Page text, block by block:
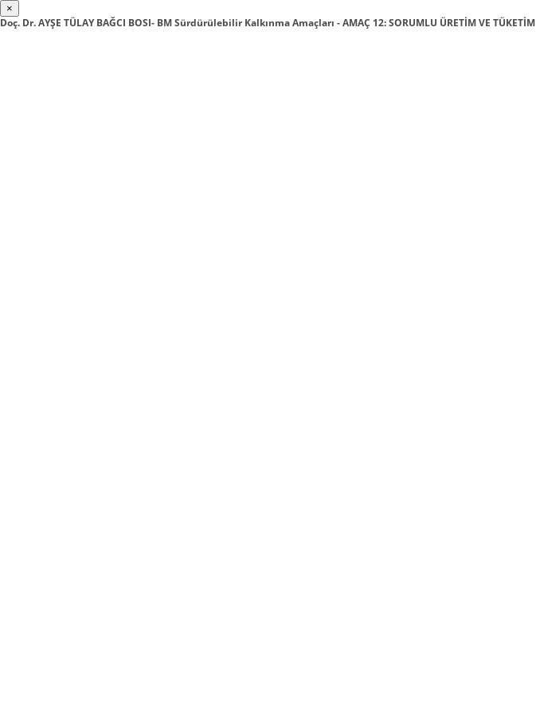
×
Doç. Dr. AYŞE TÜLAY BAĞCI BOSI- BM Sürdürülebilir Kalkınma Amaçları - AMAÇ 12: SORUMLU ÜRETİM VE TÜKETİM